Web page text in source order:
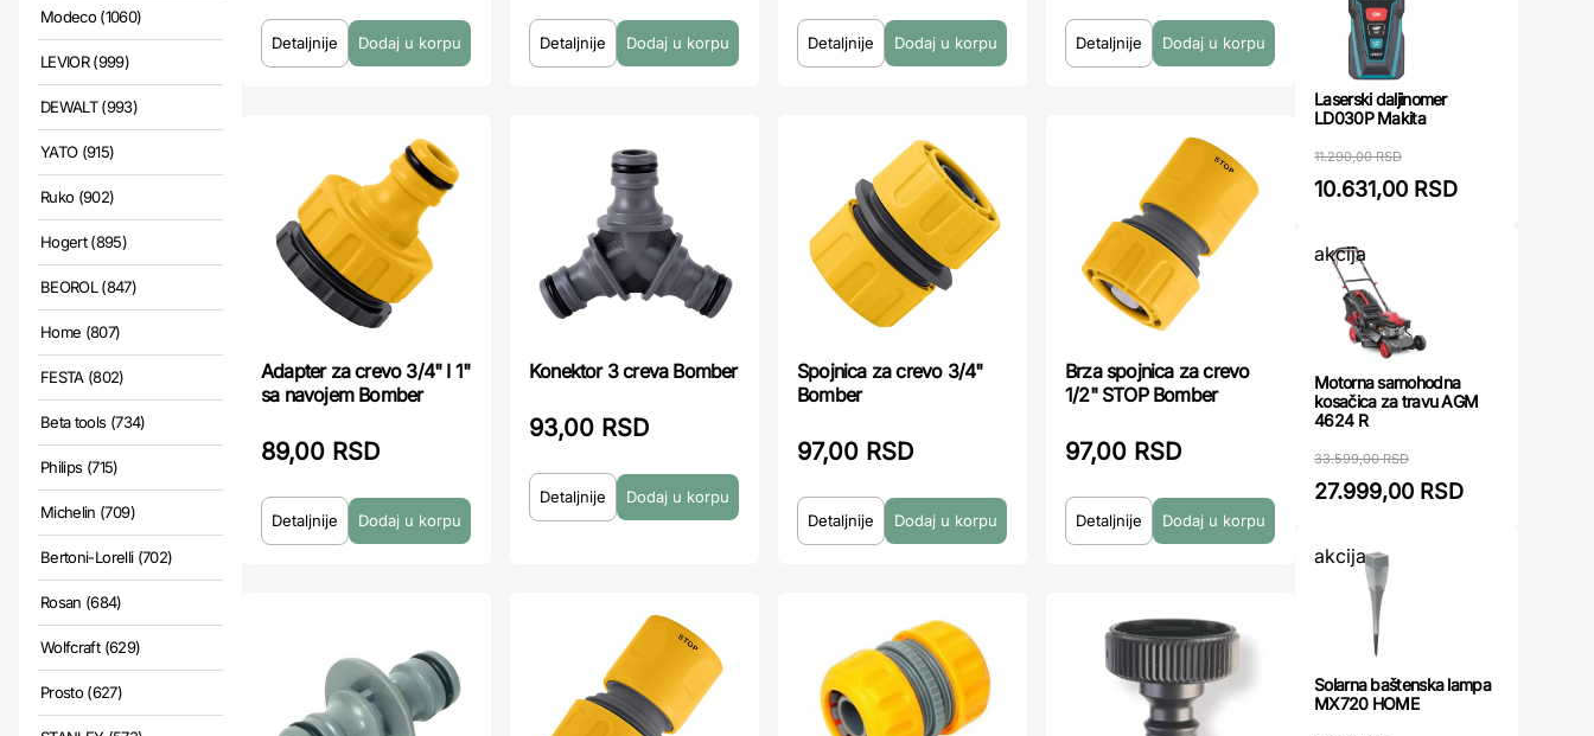
Modeco (1060)
LEVIOR (999)
DEWALT (993)
YATO (915)
Ruko (902)
Hogert (895)
BEOROL (847)
Home (807)
FESTA (802)
Beta tools (734)
Philips (715)
Michelin (709)
Bertoni-Lorelli (702)
Rosan (684)
Wolfcraft (629)
Prosto (627)
Detaljnije Detaljnije Detaljnije Detaljnije
Adapter za crevo 3/4" I 1"
sa navojem Bomber
89,00 RSD
Detaljnije
Konektor 3 creva Bomber
93,00 RSD
Detaljnije
Spojnica za crevo 3/4"
Bomber
97,00 RSD
Detaljnije
Brza spojnica za crevo
1/2" STOP Bomber
97,00 RSD
Detaljnije
Laserski daljinomer
LD030P Makita
11.290,00 RSD
10.631,00 RSD
akcija
Motorna samohodna
kosačica za travu AGM
4624 R
33.599,00 RSD
27.999,00 RSD
akcija
Solarna baštenska lampa
MX720 HOME